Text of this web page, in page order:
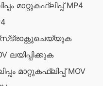
മാറ്റുകഫ്ലിപ്പ് MP4
ലയിപ്പിക്കുക
മാറ്റുകഫ്ലിപ്പ് MOV